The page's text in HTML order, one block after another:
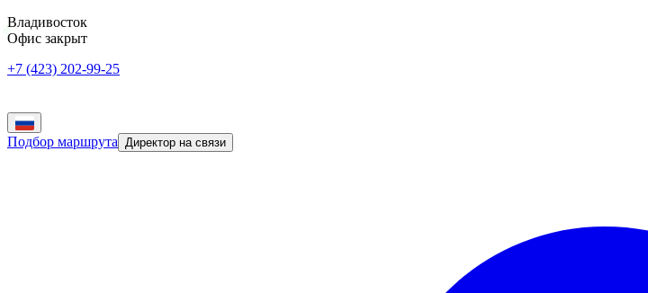
Владивосток
Офис закрыт
+7 (423) 202-99-25
Подбор маршрута Директор на связи